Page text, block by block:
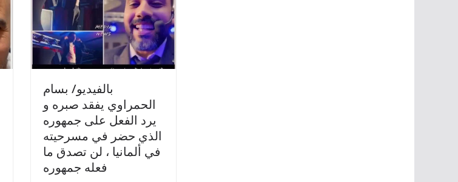
بالفيديو/ بسام
الحمراوي يفقد صبره و
يرد الفعل على جمهوره
الذي حضر في مسرحيته
في ألمانيا ، لن تصدق ما
فعله جمهوره